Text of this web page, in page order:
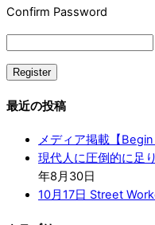
Confirm Password
最近の投稿
メディア掲載【Begin
現代人に圧倒的に足
年8月30日
10月17日 Street